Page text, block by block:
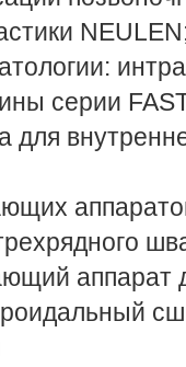
серии
для
аппарат